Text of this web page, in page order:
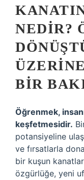
NEDIR?
BIR
Öğrenmek,
keşfetmesidir.
potansiyeline
ve fırsatlarla
bir kuşun
özgürlüğe, yeni